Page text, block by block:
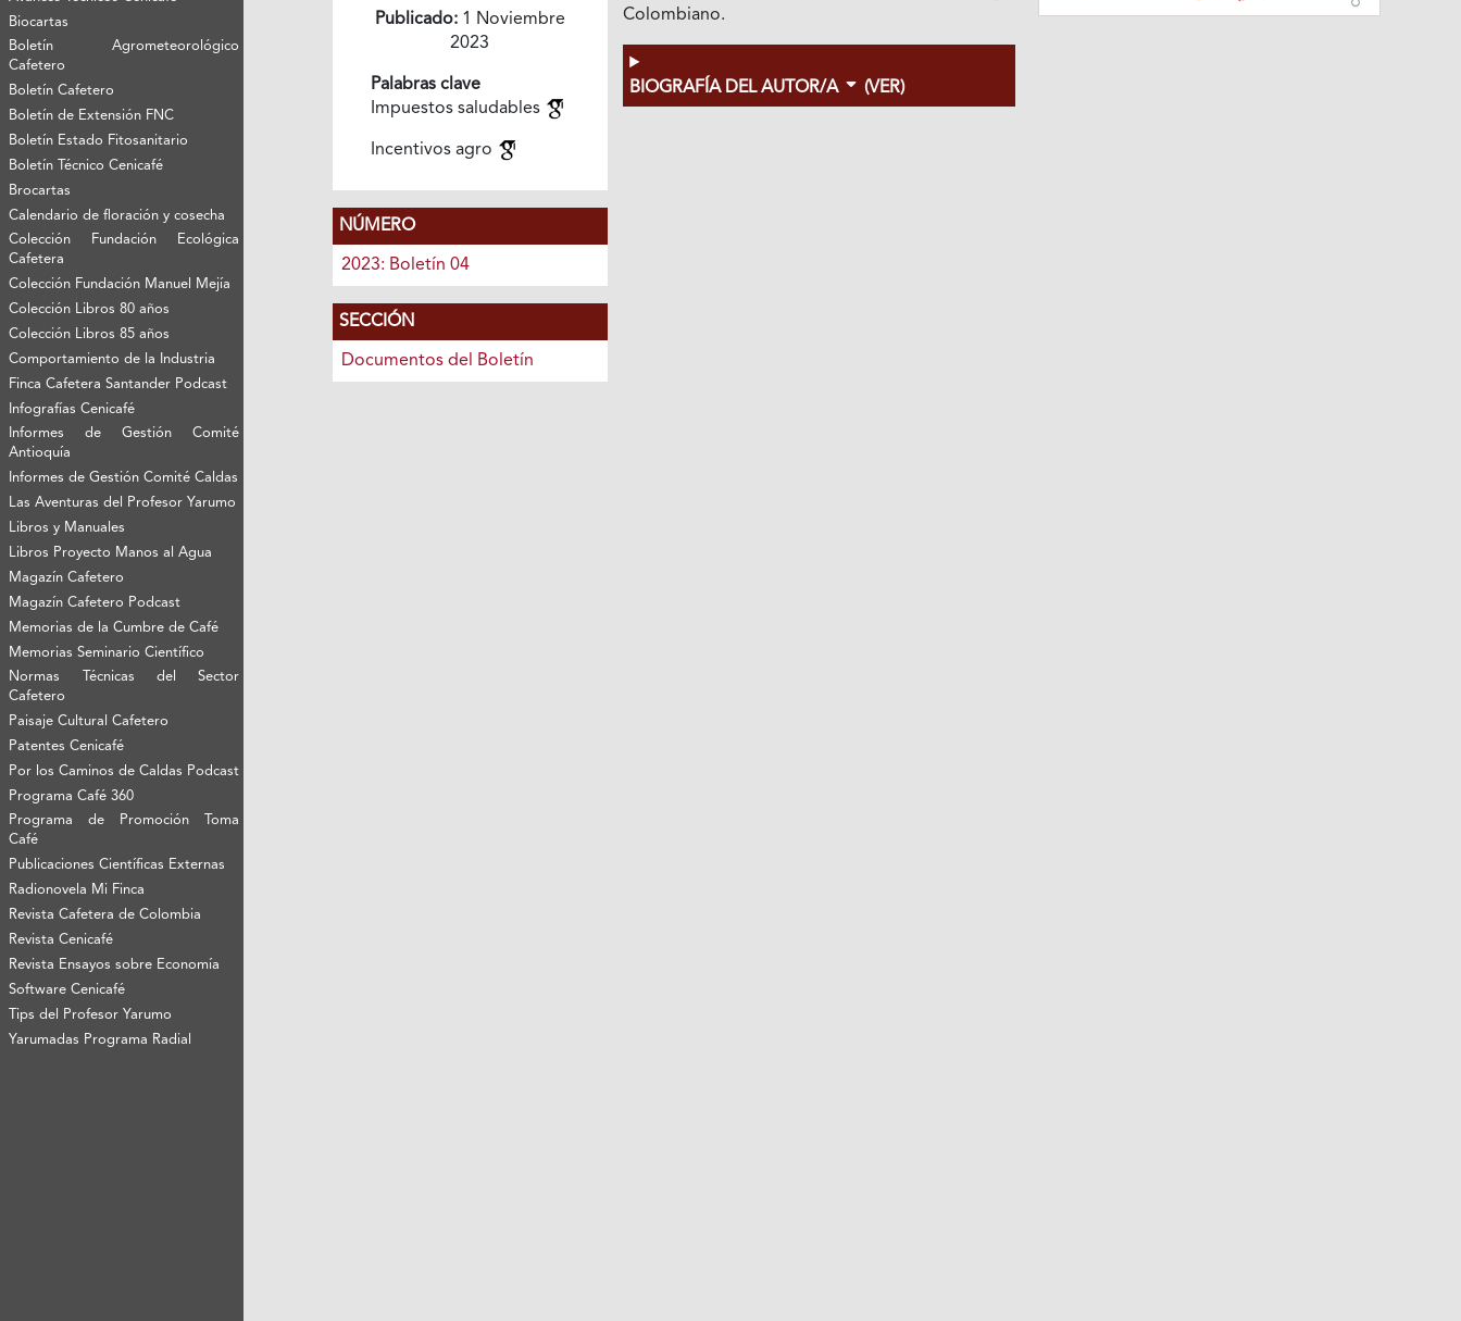
Biocartas
Boletín Agrometeorológico
Cafetero
Boletín Cafetero
Boletín de Extensión FNC
Boletín Estado Fitosanitario
Boletín Técnico Cenicafé
Brocartas
Calendario de floración y cosecha
Colección Fundación Ecológica
Cafetera
Colección Fundación Manuel Mejía
Colección Libros 80 años
Colección Libros 85 años
Comportamiento de la Industria
Finca Cafetera Santander Podcast
Infografías Cenicafé
Informes de Gestión Comité
Antioquía
Informes de Gestión Comité Caldas
Las Aventuras del Profesor Yarumo
Libros y Manuales
Libros Proyecto Manos al Agua
Magazín Cafetero
Magazín Cafetero Podcast
Memorias de la Cumbre de Café
Memorias Seminario Científico
Normas Técnicas del Sector
Cafetero
Paisaje Cultural Cafetero
Patentes Cenicafé
Por los Caminos de Caldas Podcast
Programa Café 360
Programa de Promoción Toma
Café
Publicaciones Científicas Externas
Radionovela Mi Finca
Revista Cafetera de Colombia
Revista Cenicafé
Revista Ensayos sobre Economía
Software Cenicafé
Tips del Profesor Yarumo
Yarumadas Programa Radial
Publicado:1 Noviembre
2023
Palabras clave
Impuestos saludables
Incentivos agro
NÚMERO
2023: Boletín 04
SECCIÓN
Documentos del Boletín
Colombiano.
BIOGRAFÍA DEL AUTOR/A (VER)